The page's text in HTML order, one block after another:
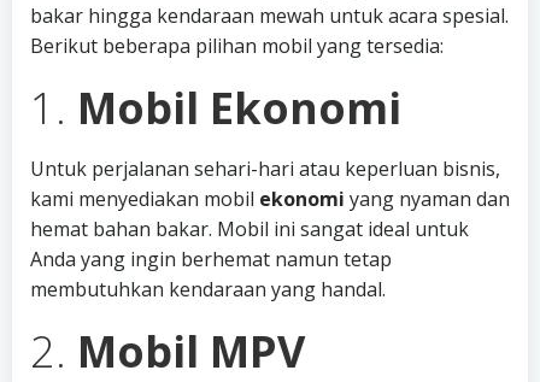
bakar hingga kendaraan mewah untuk acara spesial.
Berikut beberapa pilihan mobil yang tersedia:
1. Mobil Ekonomi
Untuk perjalanan sehari-hari atau keperluan bisnis,
kami menyediakan mobil ekonomi yang nyaman dan
hemat bahan bakar. Mobil ini sangat ideal untuk
Anda yang ingin berhemat namun tetap
membutuhkan kendaraan yang handal.
2. Mobil MPV